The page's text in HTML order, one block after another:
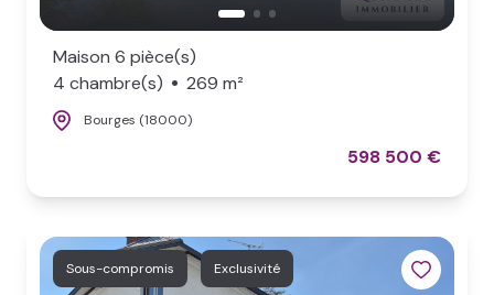
Maison 6 pièce(s)
4 chambre(s)
269 m²
Bourges (18000)
598 500 €
Sous-compromis Exclusivité